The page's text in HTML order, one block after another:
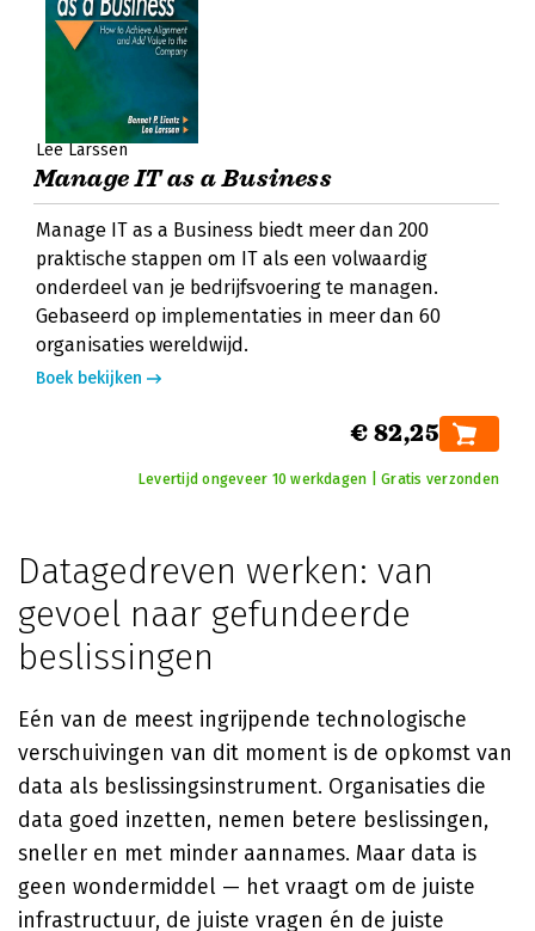
Lee Larssen
Manage IT as a Business
Manage IT as a Business biedt meer dan 200
praktische stappen om IT als een volwaardig
onderdeel van je bedrijfsvoering te managen.
Gebaseerd op implementaties in meer dan 60
organisaties wereldwijd.
Boek bekijken
€ 82,25
Levertijd ongeveer 10 werkdagen | Gratis verzonden
Datagedreven werken: van
gevoel naar gefundeerde
beslissingen
Eén van de meest ingrijpende technologische
verschuivingen van dit moment is de opkomst van
data als beslissingsinstrument. Organisaties die
data goed inzetten, nemen betere beslissingen,
sneller en met minder aannames. Maar data is
geen wondermiddel — het vraagt om de juiste
infrastructuur, de juiste vragen én de juiste